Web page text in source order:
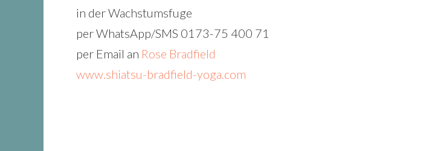
in der Wachstumsfuge
per WhatsApp/SMS 0173-75 400 71
per Email an Rose Bradfield
www.shiatsu-bradfield-yoga.com